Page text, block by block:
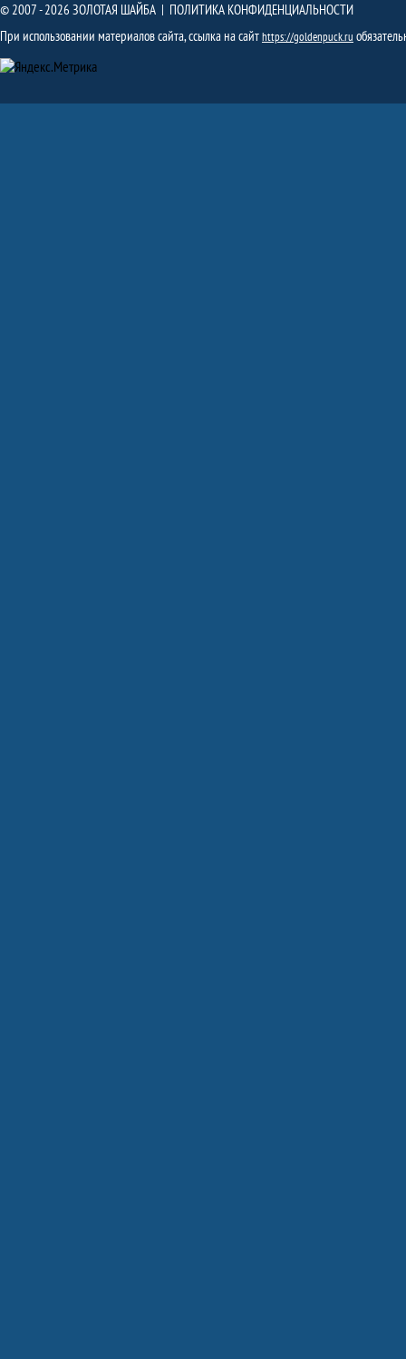
© 2007 - 2026 ЗОЛОТАЯ ШАЙБА | ПОЛИТИКА КОНФИДЕНЦИАЛЬНОСТИ
При использовании материалов сайта, ссылка на сайтhttps://goldenpuck.ru